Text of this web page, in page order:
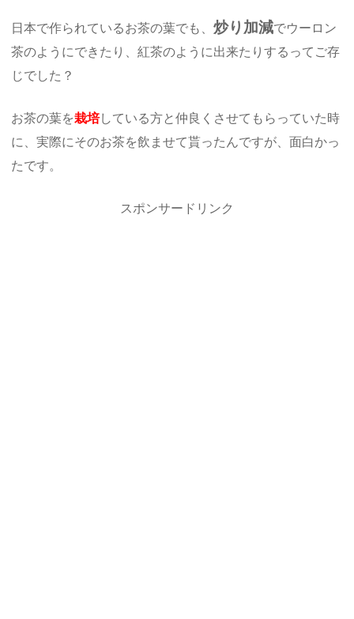
日本で作られているお茶の葉でも、炒り加減でウーロン
茶のようにできたり、紅茶のように出来たりするってご存
じでした？
お茶の葉を栽培している方と仲良くさせてもらっていた時
に、実際にそのお茶を飲ませて貰ったんですが、面白かっ
たです。
スポンサードリンク